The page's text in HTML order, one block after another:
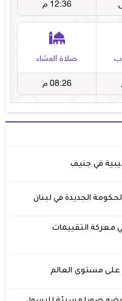
في جنيف
الجديدة في لبنان
معركة التقييمات